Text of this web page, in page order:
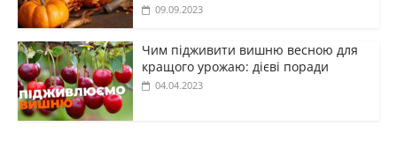
09.09.2023
Чим підживити вишню весною для
кращого урожаю: дієві поради
04.04.2023